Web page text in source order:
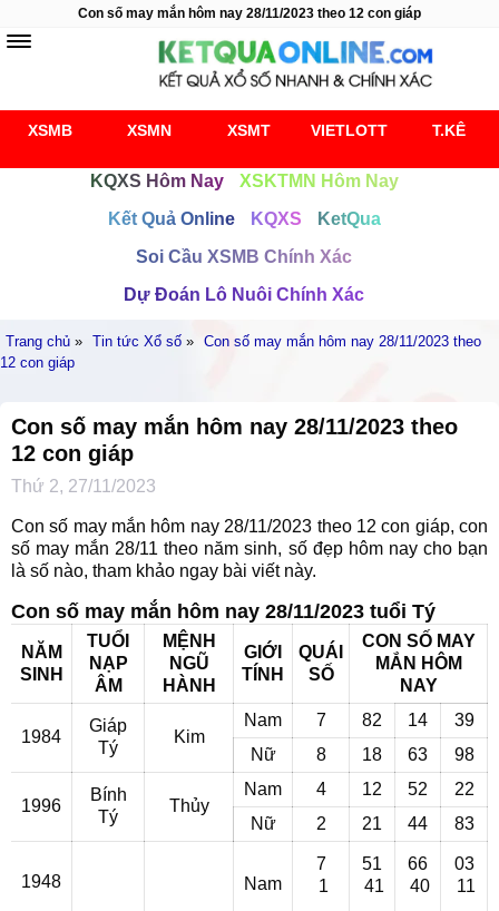
Con số may mắn hôm nay 28/11/2023 theo 12 con giáp
XSMB XSMN XSMT VIETLOTT T.KÊ
KQXS Hôm Nay
XSKTMN Hôm Nay
Kết Quả Online
KQXS
KetQua
Soi Cầu XSMB Chính Xác
Dự Đoán Lô Nuôi Chính Xác
Trang chủ » Tin tức Xổ số » Con số may mắn hôm nay 28/11/2023 theo
12 con giáp
Con số may mắn hôm nay 28/11/2023 theo
12 con giáp
Thứ 2, 27/11/2023
Con số may mắn hôm nay 28/11/2023 theo 12 con giáp, con
số may mắn 28/11 theo năm sinh, số đẹp hôm nay cho bạn
là số nào, tham khảo ngay bài viết này.
Con số may mắn hôm nay 28/11/2023 tuổi Tý
NĂM
SINH
TUỔI
NẠP
ÂM
MỆNH
NGŨ
HÀNH
GIỚI
TÍNH
QUÁI
SỐ
CON SỐ MAY
MẮN HÔM
NAY
1984
Giáp
Tý
Kim
Nam 7 82 14
39
Nữ
8 18 63 98
1996
Bính
Tý
Thủy
Nam 4 12 52
22
Nữ
2 21 44 83
1948 Nam
7
1
51
41
66
40
03
11